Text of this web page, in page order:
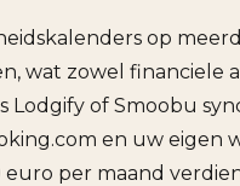
op
wat zowel financiele
Lodgify of Smoobu
en uw eigen
per maand